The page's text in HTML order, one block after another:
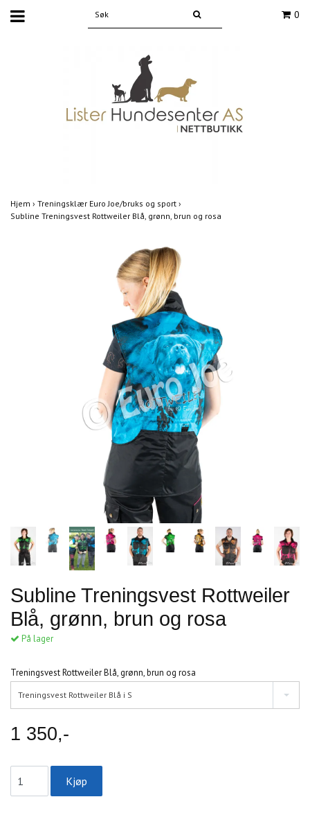
0
Hjem › Treningsklær Euro Joe/bruks og sport ›
Subline Treningsvest Rottweiler Blå, grønn, brun og rosa
Subline Treningsvest Rottweiler
Blå, grønn, brun og rosa
På lager
Treningsvest Rottweiler Blå, grønn, brun og rosa
Treningsvest Rottweiler Blå i S
1 350,-